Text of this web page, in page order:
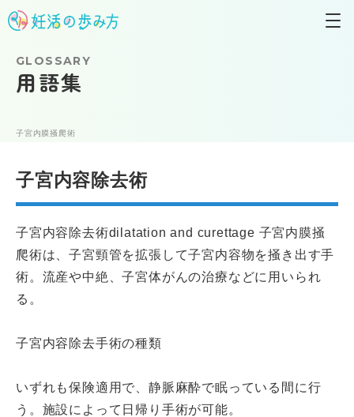
子宮内膜掻爬術
GLOSSARY
用語集
子宮内容除去術
子宮内容除去術dilatation and curettage 子宮内膜掻
爬術は、子宮頸管を拡張して子宮内容物を掻き出す手
術。流産や中絶、子宮体がんの治療などに用いられ
る。
子宮内容除去手術の種類
いずれも保険適用で、静脈麻酔で眠っている間に行
う。施設によって日帰り手術が可能。